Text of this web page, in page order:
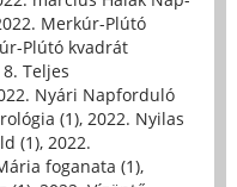
Merkúr-Plútó
Plútó kvadrát
Teljes
Nyári Napforduló
(1), 2022. Nyilas
(1), 2022.
foganata (1),